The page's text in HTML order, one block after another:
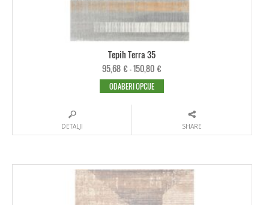
Tepih Terra 35
95,68 €–150,80 €
ODABERI OPCIJE
DETALJI SHARE